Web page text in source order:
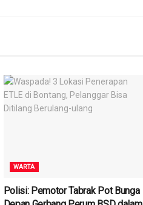
WARTA
Polisi: Pemotor Tabrak Pot Bunga